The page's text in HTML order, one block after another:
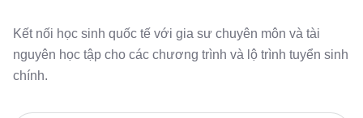
Kết nối học sinh quốc tế với gia sư chuyên môn và tài
nguyên học tập cho các chương trình và lộ trình tuyển sinh
chính.